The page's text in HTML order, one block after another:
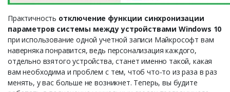
Практичность отключение функции синхронизации
параметров системы между устройствами Windows 10
при использование одной учетной записи Майкрософт вам
наверняка понравится, ведь персонализация каждого,
отдельно взятого устройства, станет именно такой, какая
вам необходима и проблем с тем, чтоб что-то из раза в раз
менять, у вас больше не возникнет. Теперь, вы будите